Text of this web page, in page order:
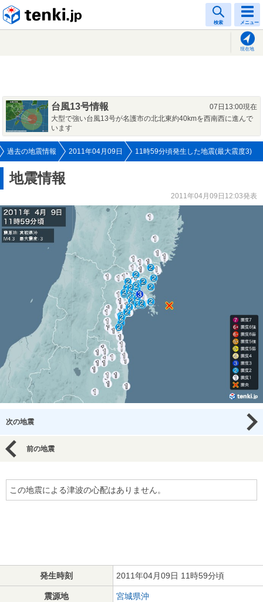
検索 メニュー
現在地
台風13号情報
07日13:00現在
大型で強い台風13号が名護市の北北東約40kmを西南西に進んで
います
過去の地震情報 2011年04月09日 11時59分頃発生した地震(最大震度3)
地震情報
2011年04月09日12:03発表
次の地震
前の地震
この地震による津波の心配はありません。
発生時刻 2011年04月09日 11時59分頃
震源地 宮城県沖